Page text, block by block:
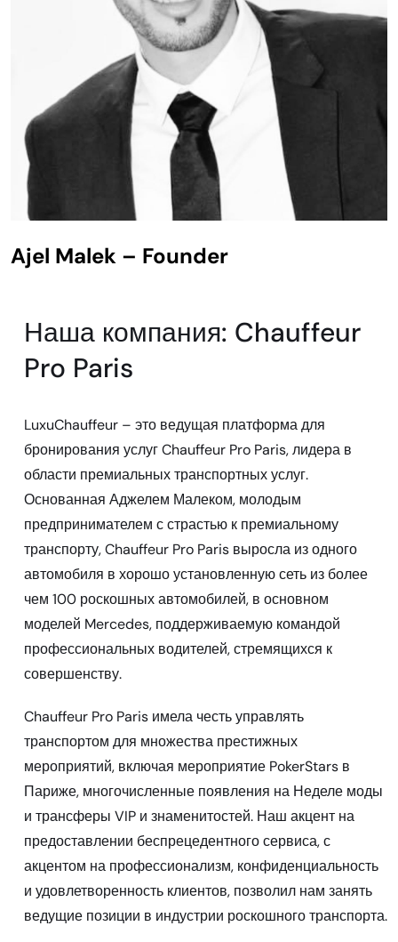
Ajel Malek – Founder
Наша компания: Chauffeur
Pro Paris
LuxuChauffeur – это ведущая платформа для
бронирования услуг Chauffeur Pro Paris, лидера в
области премиальных транспортных услуг.
Основанная Аджелем Малеком, молодым
предпринимателем с страстью к премиальному
транспорту, Chauffeur Pro Paris выросла из одного
автомобиля в хорошо установленную сеть из более
чем 100 роскошных автомобилей, в основном
моделей Mercedes, поддерживаемую командой
профессиональных водителей, стремящихся к
совершенству.
Chauffeur Pro Paris имела честь управлять
транспортом для множества престижных
мероприятий, включая мероприятие PokerStars в
Париже, многочисленные появления на Неделе моды
и трансферы VIP и знаменитостей. Наш акцент на
предоставлении беспрецедентного сервиса, с
акцентом на профессионализм, конфиденциальность
и удовлетворенность клиентов, позволил нам занять
ведущие позиции в индустрии роскошного транспорта.